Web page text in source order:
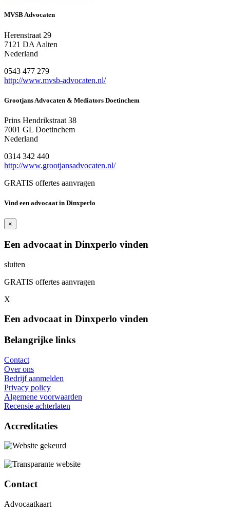
MVSB Advocaten
Herenstraat 29
7121 DA Aalten
Nederland
0543 477 279
http://www.mvsb-advocaten.nl/
Grootjans Advocaten & Mediators Doetinchem
Prins Hendrikstraat 38
7001 GL Doetinchem
Nederland
0314 342 440
http://www.grootjansadvocaten.nl/
GRATIS offertes aanvragen
Vind een advocaat in Dinxperlo
×
Een advocaat in Dinxperlo vinden
sluiten
GRATIS offertes aanvragen
X
Een advocaat in Dinxperlo vinden
Belangrijke links
Contact
Over ons
Bedrijf aanmelden
Privacy policy
Algemene voorwaarden
Recensie achterlaten
Accreditaties
Contact
Advocaatkaart